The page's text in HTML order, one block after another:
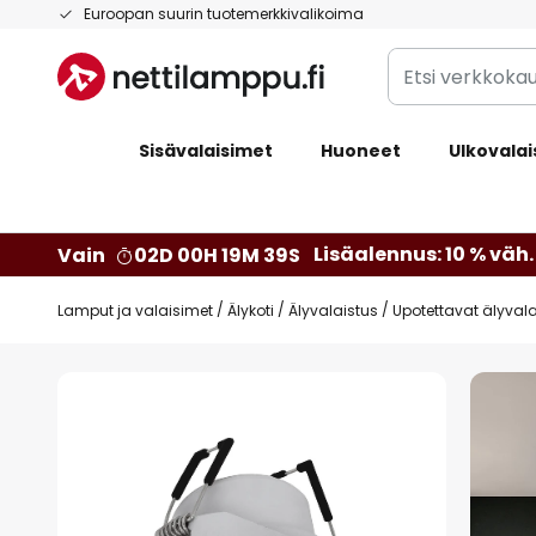
Euroopan suurin tuotemerkkivalikoima
Skip
Content
Etsi
verkkokaupan
Sisävalaisimet Huoneet
Vain 02D 00H 19M 38S Lisäalennus: 10 %
Lamput ja valaisimet Älykoti Älyvalaistus Upotettavat